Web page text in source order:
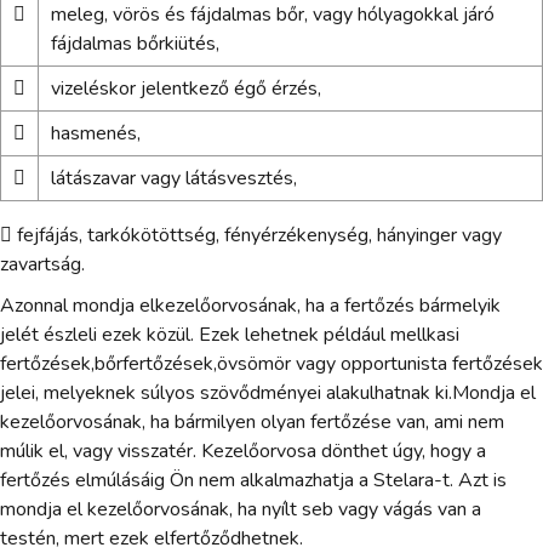

meleg, vörös és fájdalmas bőr, vagy hólyagokkal járó
fájdalmas bőrkiütés,

vizeléskor jelentkező égő érzés,

hasmenés,

látászavar vagy látásvesztés,
 fejfájás, tarkókötöttség, fényérzékenység, hányinger vagy
zavartság.
Azonnal mondja elkezelőorvosának, ha a fertőzés bármelyik
jelét észleli ezek közül. Ezek lehetnek például mellkasi
fertőzések,bőrfertőzések,övsömör vagy opportunista fertőzések
jelei, melyeknek súlyos szövődményei alakulhatnak ki.Mondja el
kezelőorvosának, ha bármilyen olyan fertőzése van, ami nem
múlik el, vagy visszatér. Kezelőorvosa dönthet úgy, hogy a
fertőzés elmúlásáig Ön nem alkalmazhatja a Stelara-t. Azt is
mondja el kezelőorvosának, ha nyílt seb vagy vágás van a
testén, mert ezek elfertőződhetnek.